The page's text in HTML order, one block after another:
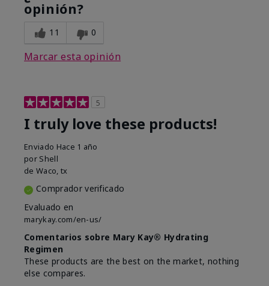
opinión?
11 0
Marcar esta opinión
5
I truly love these products!
Enviado Hace 1 año
por Shell
de Waco, tx
Comprador verificado
Evaluado en
marykay.com/en-us/
Comentarios sobre Mary Kay® Hydrating
Regimen
These products are the best on the market, nothing
else compares.